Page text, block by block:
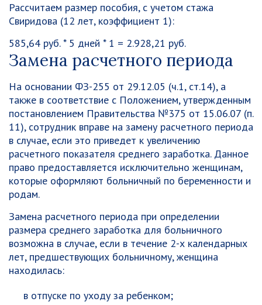
Рассчитаем размер пособия, с учетом стажа
Свиридова (12 лет, коэффициент 1):
585,64 руб. * 5 дней * 1 = 2.928,21 руб.
Замена расчетного периода
На основании ФЗ-255 от 29.12.05 (ч.1, ст.14), а
также в соответствие с Положением, утвержденным
постановлением Правительства №375 от 15.06.07 (п.
11), сотрудник вправе на замену расчетного периода
в случае, если это приведет к увеличению
расчетного показателя среднего заработка. Данное
право предоставляется исключительно женщинам,
которые оформляют больничный по беременности и
родам.
Замена расчетного периода при определении
размера среднего заработка для больничного
возможна в случае, если в течение 2-х календарных
лет, предшествующих больничному, женщина
находилась:
в отпуске по уходу за ребенком;